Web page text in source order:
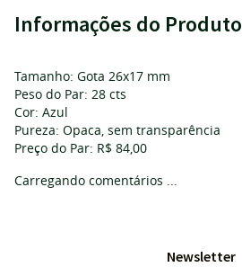
Informações do Produto
Tamanho: Gota 26x17 mm
Peso do Par: 28 cts
Cor: Azul
Pureza: Opaca, sem transparência
Preço do Par: R$ 84,00
Carregando comentários ...
Newsletter